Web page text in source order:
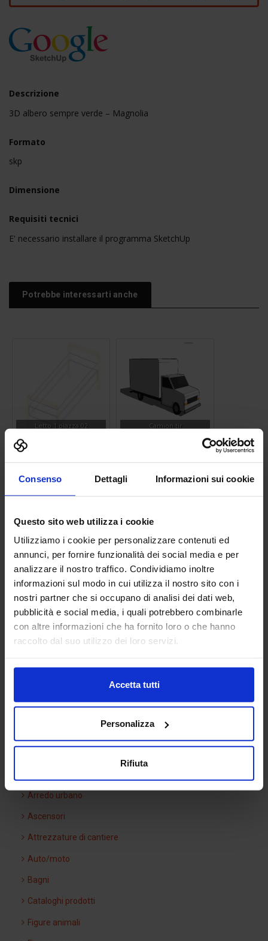
Consenso Dettagli Informazioni sui cookie
Questo sito web utilizza i cookie
Utilizziamo i cookie per personalizzare contenuti ed
annunci, per fornire funzionalità dei social media e per
analizzare il nostro traffico. Condividiamo inoltre
informazioni sul modo in cui utilizza il nostro sito con i
nostri partner che si occupano di analisi dei dati web,
pubblicità e social media, i quali potrebbero combinarle
con altre informazioni che ha fornito loro o che hanno
raccolto dal suo utilizzo dei loro servizi.
Accetta tutti
Personalizza
Rifiuta
Descrizione
3D albero sempre verde – Magnolia
Formato
skp
Dimensione
Requisiti tecnici
E' necessario installare il programma SketchUp
Potrebbe interessarti anche
Letto 1 piazza 02 Camion tir
Semaforo percorso
Categorie Blocchi CAD
Arredo urbano
Ascensori
Attrezzature di cantiere
Auto/moto
Bagni
Cataloghi prodotti
Figure animali